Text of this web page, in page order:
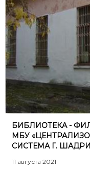
БИБЛИОТЕКА -
МБУ
СИСТЕМА Г.
11 августа 2021